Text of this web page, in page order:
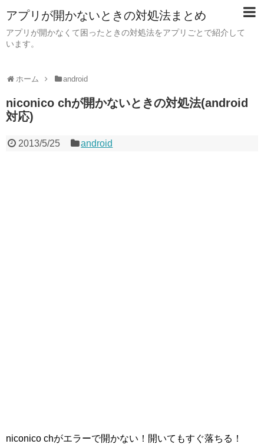
アプリが開かないときの対処法まとめ
アプリが開かなくて困ったときの対処法をアプリごとで紹介して
います。
ホーム android
niconico chが開かないときの対処法(android
対応)
2013/5/25 android
niconico chがエラーで開かない！開いてもすぐ落ちる！